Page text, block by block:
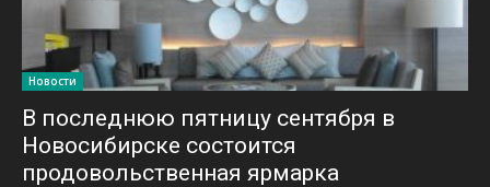
Новости
В последнюю пятницу сентября в
Новосибирске состоится
продовольственная ярмарка